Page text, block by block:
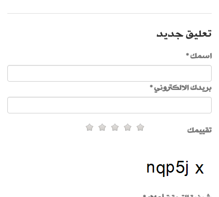
تعليق جديد
اسمك *
بريدك الالكتروني *
تقييمك